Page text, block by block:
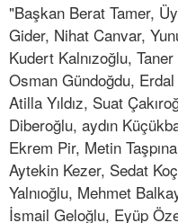
"Başkan Berat Tamer,
Gider, Nihat Canvar,
Kudert Kalnızoğlu,
Osman Gündoğdu,
Atilla Yıldız, Suat
Diberoğlu, aydın
Ekrem Pir, Metin
Aytekin Kezer, Sedat
Yalnıoğlu, Mehmet
İsmail Geloğlu, Eyüp